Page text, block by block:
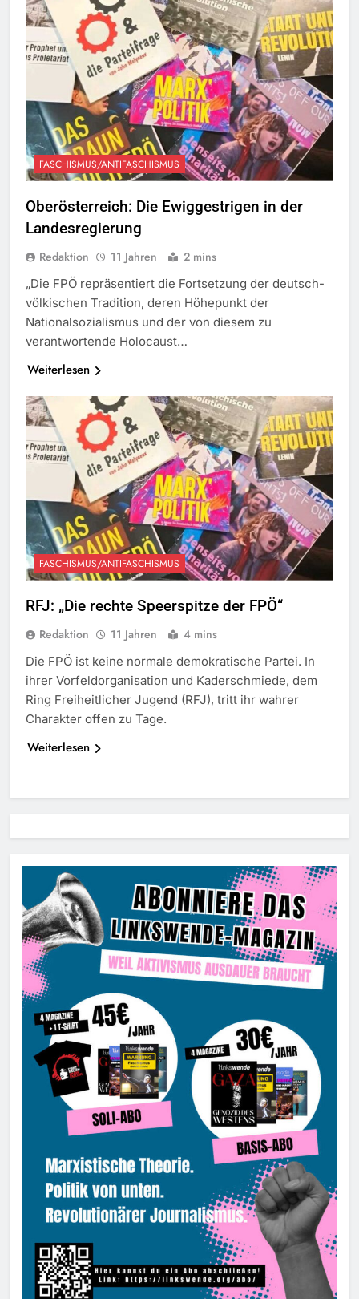
FASCHISMUS/ANTIFASCHISMUS
Oberösterreich: Die Ewiggestrigen in der
Landesregierung
Redaktion 11 Jahren 2 mins
„Die FPÖ repräsentiert die Fortsetzung der deutsch-
völkischen Tradition, deren Höhepunkt der
Nationalsozialismus und der von diesem zu
verantwortende Holocaust…
Weiterlesen
FASCHISMUS/ANTIFASCHISMUS
RFJ: „Die rechte Speerspitze der FPÖ“
Redaktion 11 Jahren 4 mins
Die FPÖ ist keine normale demokratische Partei. In
ihrer Vorfeldorganisation und Kaderschmiede, dem
Ring Freiheitlicher Jugend (RFJ), tritt ihr wahrer
Charakter offen zu Tage.
Weiterlesen